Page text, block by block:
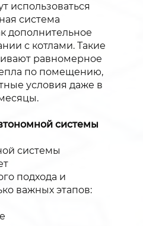
использоваться
система
дополнительное
с котлами. Такие
равномерное
по помещению,
условия даже в
системы
системы
подхода и
важных этапов: